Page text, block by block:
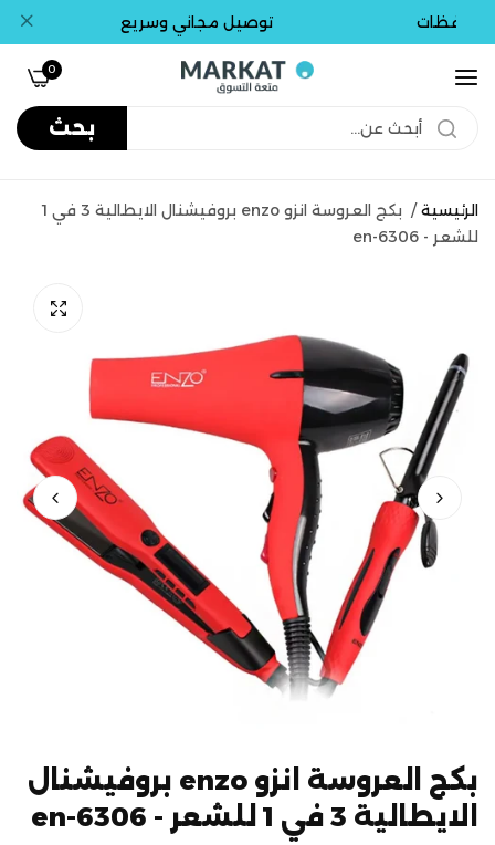
توصيل مجاني وسريع
بحث
0
الرئيسية /
بكج العروسة انزو enzo بروفيشنال الايطالية 3 في 1
للشعر - en-6306
بكج العروسة انزو enzo بروفيشنال
الايطالية 3 في 1 للشعر - en-6306